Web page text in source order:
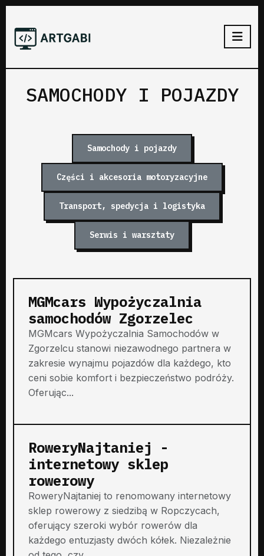
SAMOCHODY I POJAZDY
Samochody i pojazdy
Części i akcesoria motoryzacyjne
Transport, spedycja i logistyka
Serwis i warsztaty
MGMcars Wypożyczalnia
samochodów Zgorzelec
MGMcars Wypożyczalnia Samochodów w
Zgorzelcu stanowi niezawodnego partnera w
zakresie wynajmu pojazdów dla każdego, kto
ceni sobie komfort i bezpieczeństwo podróży.
Oferując...
RoweryNajtaniej -
internetowy sklep
rowerowy
RoweryNajtaniej to renomowany internetowy
sklep rowerowy z siedzibą w Ropczycach,
oferujący szeroki wybór rowerów dla
każdego entuzjasty dwóch kółek. Niezależnie